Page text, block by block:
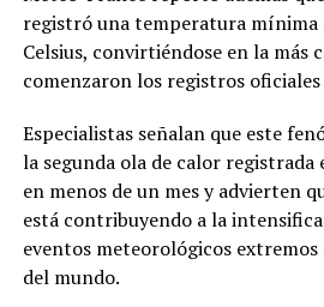
registró una temperatura mínima
Celsius, convirtiéndose en la más
comenzaron los registros oficiales
Especialistas señalan que este
la segunda ola de calor
en menos de un mes y advierten
está contribuyendo a la
eventos meteorológicos extremos
del mundo.